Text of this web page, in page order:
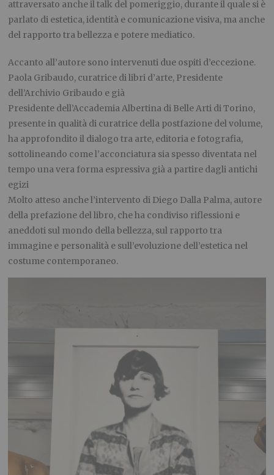
attraversato anche il talk del pomeriggio, durante il quale si è
parlato di estetica, identità e comunicazione visiva, ma anche
del rapporto tra bellezza e potere mediatico.
Accanto all’autore sono intervenuti due ospiti d’eccezione.
Paola Gribaudo, curatrice di libri d’arte, Presidente
dell’Archivio Gribaudo e già
Presidente dell’Accademia Albertina di Belle Arti di Torino,
presente in qualità di curatrice della postfazione del volume,
ha approfondito il dialogo tra arte, editoria e fotografia,
sottolineando come l’acconciatura sia spesso diventata nel
tempo una vera forma espressiva già a partire dagli antichi
egizi
Molto atteso anche l’intervento di Diego Dalla Palma, autore
della prefazione del libro, che ha condiviso riflessioni e
aneddoti sul mondo della bellezza, sul rapporto tra
immagine e personalità e sull’evoluzione dell’estetica nel
costume contemporaneo.